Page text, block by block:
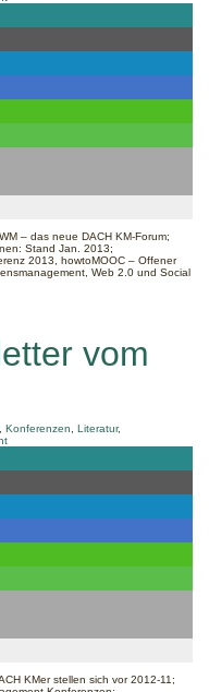
– das neue DACH KM-Forum;
Stand Jan. 2013;
2013, howtoMOOC – Offener
Web 2.0 und Social
vom
Konferenzen Literatur,
on
KMer stellen sich vor 2012-11;